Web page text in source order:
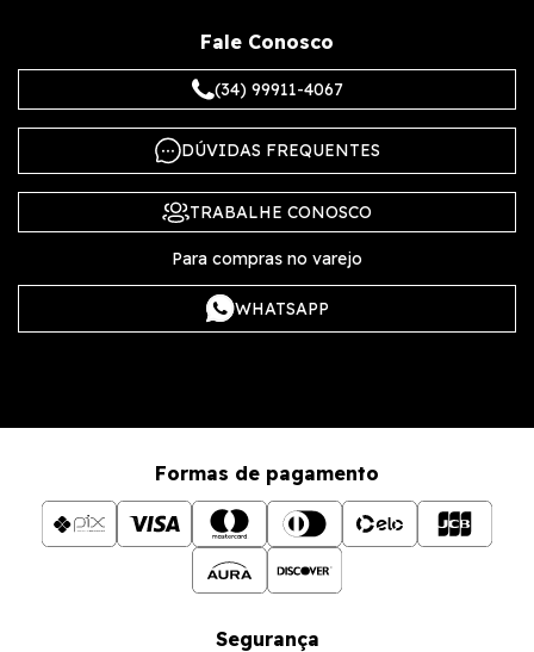
Fale Conosco
(34) 99911-4067
DÚVIDAS FREQUENTES
TRABALHE CONOSCO
Para compras no varejo
WHATSAPP
Formas de pagamento
Segurança